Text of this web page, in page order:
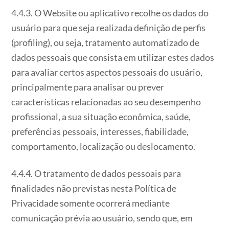
4.4.3. O Website ou aplicativo recolhe os dados do
usuário para que seja realizada definição de perfis
(profiling), ou seja, tratamento automatizado de
dados pessoais que consista em utilizar estes dados
para avaliar certos aspectos pessoais do usuário,
principalmente para analisar ou prever
características relacionadas ao seu desempenho
profissional, a sua situação econômica, saúde,
preferências pessoais, interesses, fiabilidade,
comportamento, localização ou deslocamento.
4.4.4. O tratamento de dados pessoais para
finalidades não previstas nesta Política de
Privacidade somente ocorrerá mediante
comunicação prévia ao usuário, sendo que, em